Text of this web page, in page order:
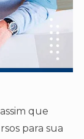
que
para sua